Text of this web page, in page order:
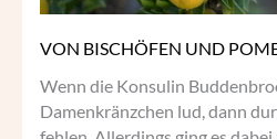
VON BISCHÖFEN UND
Wenn die Konsulin
Damenkränzchen lud, dann